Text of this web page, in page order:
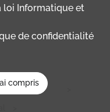
de l'Ecole
loi Informatique et
de confidentialité
compris